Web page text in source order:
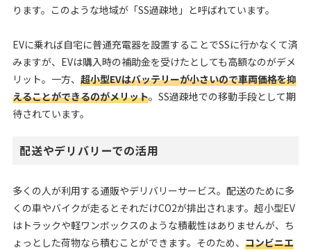
ります。このような地域が「SS過疎地」と呼ばれています。
EVに乗れば自宅に普通充電器を設置することでSSに行かなくて済
みますが、EVは購入時の補助金を受けたとしても高額なのがデメ
リット。一方、 超小型EVはバッテリーが小さいので車両価格を抑
えることができるのがメリット。SS過疎地での移動手段として期
待されています。
配送やデリバリーでの活用
多くの人が利用する通販やデリバリーサービス。配送のために多
くの車やバイクが走るとそれだけCO2が排出されます。超小型EV
はトラックや軽ワンボックスのような積載性はありませんが、ち
ょっとした荷物なら積むことができます。そのため、 コンビニエ